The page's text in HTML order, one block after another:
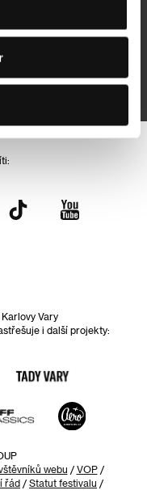
osobních údajů
Vary
i další projekty:
webu / VOP/
řád / Statut festivalu /